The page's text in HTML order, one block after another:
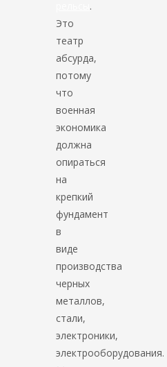
.
Это
театр
абсурда,
потому
что
военная
экономика
должна
опираться
на
крепкий
фундамент
в
виде
производства
черных
металлов,
стали,
электроники,
электрооборудования.